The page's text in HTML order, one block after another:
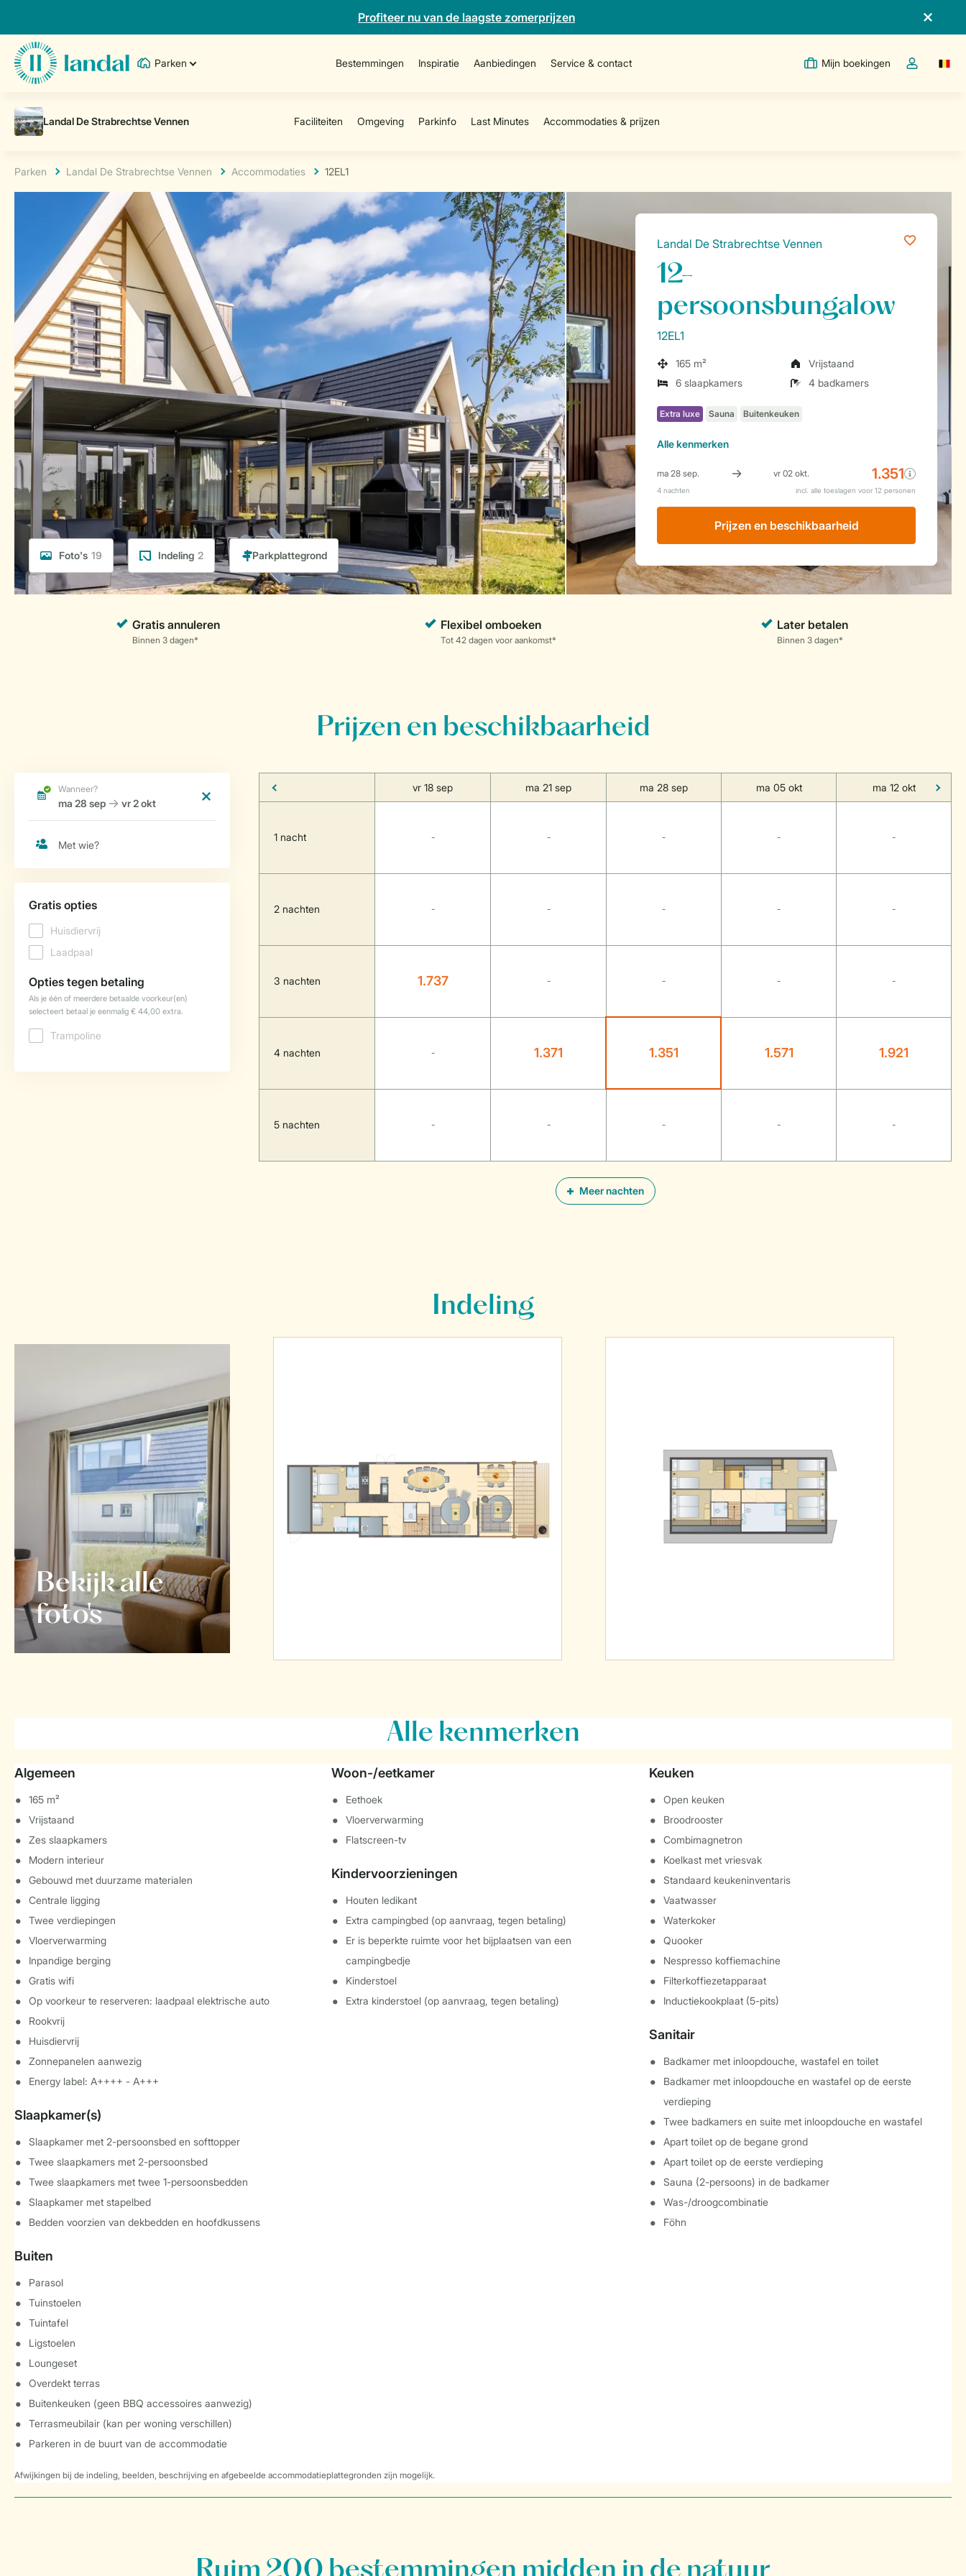
Profiteer nu van de laagste zomerprijzen
Parken Bestemmingen Inspiratie Aanbiedingen Service & contact Mijn boekingen
Open de
Parken Landal De Strabrechtse Vennen Accommodaties 12EL1
Foto's 19 Indeling 2
Landal De Strabrechtse Vennen
12-
persoonsbungalow
12EL1
165 m²
Vrijstaand
6 slaapkamers
4 badkamers
Allekenmerken
Prijzen en beschikbaarheid
Prijzen en beschikbaarheid
Meer nachten
vr 18 sep ma 21 sep ma 28 sep ma 05 okt ma 12 okt
1 nacht - - - - -
2 nachten - - - - -
3 nachten 1.737 - - - -
4 nachten - 1.371 1.351 1.571 1.921
5 nachten - - - - -
Indeling
Bekijk alle
foto's
Alle kenmerken
Algemeen
165 m²
Vrijstaand
Zes slaapkamers
Modern interieur
Gebouwd met duurzame materialen
Centrale ligging
Twee verdiepingen
Vloerverwarming
Inpandige berging
Gratis wifi
Op voorkeur te reserveren: laadpaal elektrische auto
Rookvrij
Huisdiervrij
Zonnepanelen aanwezig
Energy label: A++++ - A+++
Slaapkamer(s)
Slaapkamer met 2-persoonsbed en softtopper
Twee slaapkamers met 2-persoonsbed
Twee slaapkamers met twee 1-persoonsbedden
Slaapkamer met stapelbed
Bedden voorzien van dekbedden en hoofdkussens
Buiten
Parasol
Tuinstoelen
Tuintafel
Ligstoelen
Loungeset
Overdekt terras
Buitenkeuken (geen BBQ accessoires aanwezig)
Terrasmeubilair (kan per woning verschillen)
Parkeren in de buurt van de accommodatie
Woon-/eetkamer
Eethoek
Vloerverwarming
Flatscreen-tv
Kindervoorzieningen
Houten ledikant
Extra campingbed (op aanvraag, tegen betaling)
Er is beperkte ruimte voor het bijplaatsen van een
campingbedje
Kinderstoel
Extra kinderstoel (op aanvraag, tegen betaling)
Keuken
Open keuken
Broodrooster
Combimagnetron
Koelkast met vriesvak
Standaard keukeninventaris
Vaatwasser
Waterkoker
Quooker
Nespresso koffiemachine
Filterkoffiezetapparaat
Inductiekookplaat (5-pits)
Sanitair
Badkamer met inloopdouche, wastafel en toilet
Badkamer met inloopdouche en wastafel op de eerste
verdieping
Twee badkamers en suite met inloopdouche en wastafel
Apart toilet op de begane grond
Apart toilet op de eerste verdieping
Sauna (2-persoons) in de badkamer
Was-/droogcombinatie
Föhn
Afwijkingen bij de indeling, beelden, beschrijving en afgebeelde accommodatieplattegronden zijn mogelijk.